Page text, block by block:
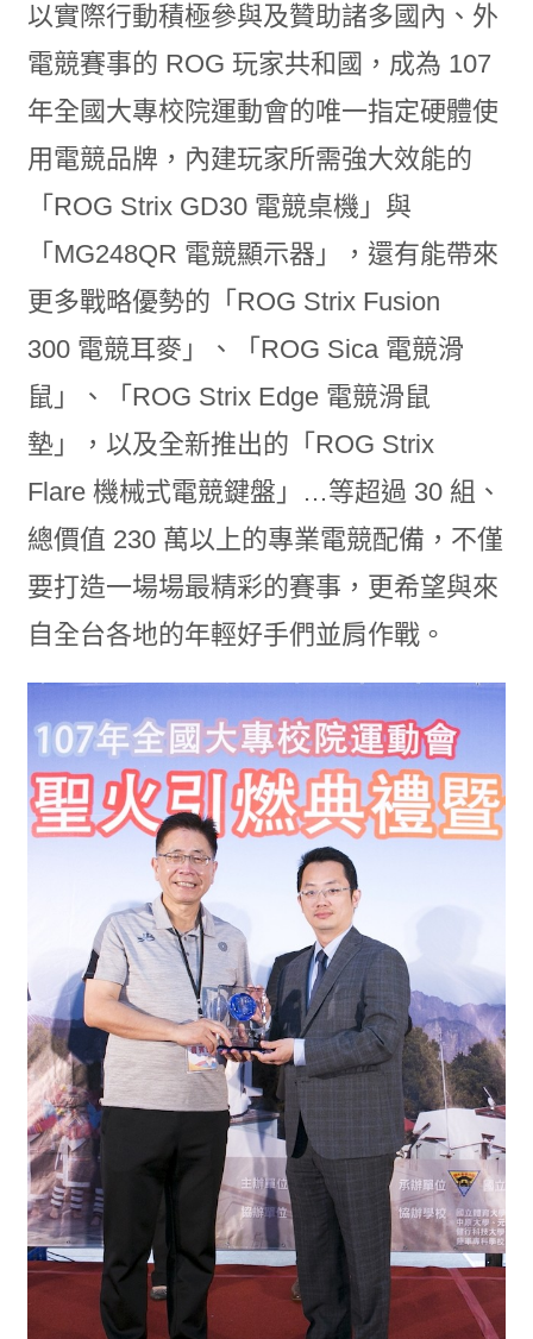
以實際行動積極參與及贊助諸多國內、外
電競賽事的 ROG 玩家共和國，成為 107
年全國大專校院運動會的唯一指定硬體使
用電競品牌，內建玩家所需強大效能的
「 ROG Strix GD30 電競桌機」與
「 MG248QR 電競顯示器」， 還有能帶來
更多戰略優勢的「 ROG Strix Fusion
300 電競耳麥」、「 ROG Sica 電競滑
鼠」、「 ROG Strix Edge 電競滑鼠
墊」，以及全新推出的「 ROG Strix
Flare 機械式電競鍵盤」…等超過 30 組、
總價值 230 萬以上的專業電競配備，不僅
要打造一場場最精彩的賽事， 更希望與來
自全台各地的年輕好手們並肩作戰。